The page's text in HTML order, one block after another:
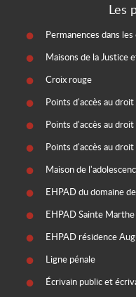
Les
Permanences dans
Maisons de la Justice
Croix rouge
Points d'accès au
Points d'accès au
Points d'accès au
Maison de
EHPAD du domaine
EHPAD Sainte Marthe
EHPAD résidence
Ligne pénale
Écrivain public et